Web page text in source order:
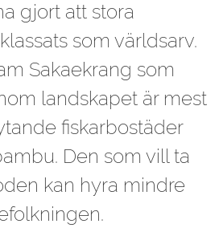
gjort att stora
som världsarv.
Sakaekrang som
landskapet är mest
fiskarbostäder
Den som vill ta
kan hyra mindre